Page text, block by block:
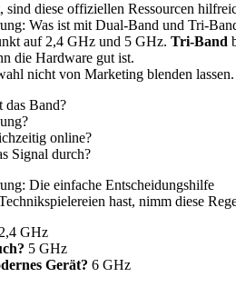
diese offiziellen Ressourcen
Was ist mit Dual-Band und Tri-
auf 2,4 GHz und 5 GHz. Tri-Band
die Hardware gut ist.
nicht von Marketing blenden
das Band?
online?
Signal durch?
Die einfache Entscheidungshilfe
hast, nimm diese
2,4 GHz
5 GHz
Gerät? 6 GHz